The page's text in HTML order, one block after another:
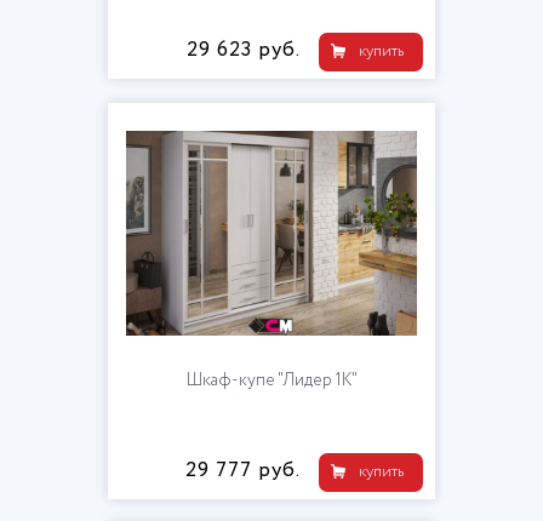
купить
29 623 руб.
Шкаф-купе "Лидер 1К"
купить
29 777 руб.